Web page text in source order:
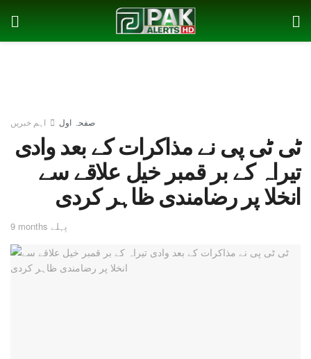
صفحہ اول اہم خبریں
ٹی ٹی پی نے مذاکرات کے بعد وادی
تیراہ کے بر قمبر خیل علاقے سے
انخلا پر رضامندی ظاہر کردی
9 months پہلے